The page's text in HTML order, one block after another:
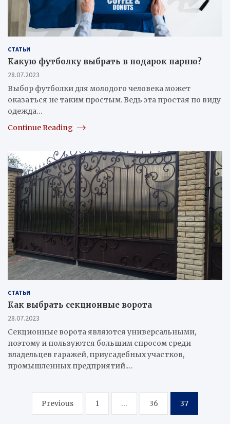
СТАТЬИ
Какую футболку выбрать в подарок парню?
28.07.2023
Выбор футболки для молодого человека может
оказаться не таким простым. Ведь эта простая по виду
одежда…
Continue Reading
СТАТЬИ
Как выбрать секционные ворота
28.07.2023
Секционные ворота являются универсальными,
поэтому и пользуются большим спросом среди
владельцев гаражей, приусадебных участков,
промышленных предприятий.…
Навигация
Previous 1 … 36 37